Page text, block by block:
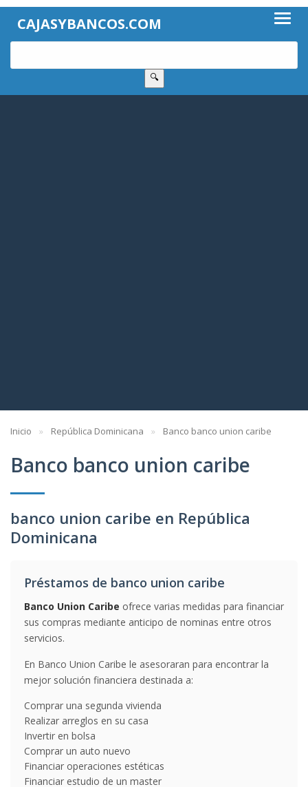
CAJASYBANCOS.COM
🔍
Inicio República Dominicana Banco banco union caribe
Banco banco union caribe
banco union caribe en República
Dominicana
Préstamos de banco union caribe
Banco Union Caribe ofrece varias medidas para financiar
sus compras mediante anticipo de nominas entre otros
servicios.
En Banco Union Caribe le asesoraran para encontrar la
mejor solución financiera destinada a:
Comprar una segunda vivienda
Realizar arreglos en su casa
Invertir en bolsa
Comprar un auto nuevo
Financiar operaciones estéticas
Financiar estudio de un master